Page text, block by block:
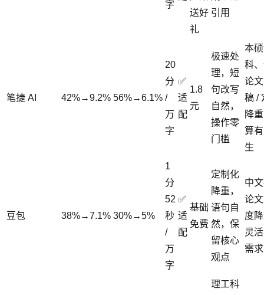
字
送好
礼
引用
笔捷 AI 42%→9.2% 56%→6.1%
20
分
/
万
字
✅
适
配
1.8
元
极速处
理，短
句改写
自然，
操作零
门槛
本
科
论
稿 /
降
算
生
豆包 38%→7.1% 30%→5%
1
分
52
秒
/
万
字
✅
适
配
基础
免费
定制化
降重，
语句自
然，保
留核心
观点
中
论
度
灵
需求
理工科